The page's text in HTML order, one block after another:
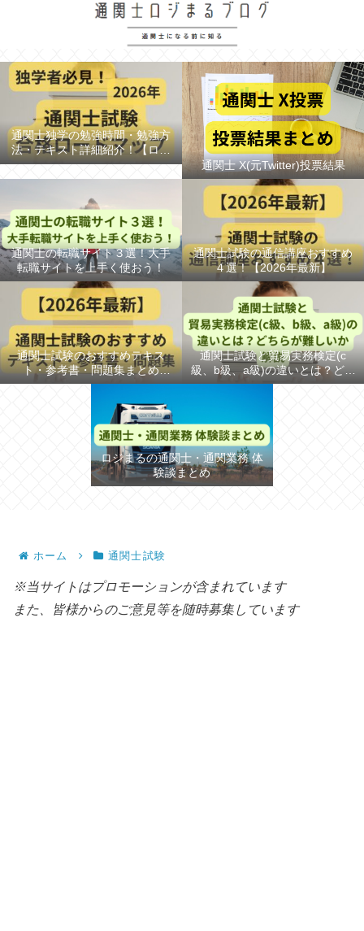
通関士独学の勉強時間・勉強方
法・テキスト詳細紹介！【ロー
ドマップ/スケジュール】
通関士 X(元Twitter)投票結果
通関士の転職サイト３選！大手
転職サイトを上手く使おう！
通関士試験の通信講座おすすめ
４選！【2026年最新】
通関士試験のおすすめテキス
ト・参考書・問題集まとめ
【2026年】
通関士試験と貿易実務検定(c
級、b級、a級)の違いとは？どち
らが難しいか解説
ロジまるの通関士・通関業務 体
験談まとめ
ホーム 通関士試験
※当サイトはプロモーションが含まれています
また、皆様からのご意見等を随時募集しています